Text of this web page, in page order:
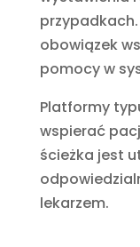
obowiązek
pomocy w
Platformy
wspierać
ścieżka jest
lekarzem.